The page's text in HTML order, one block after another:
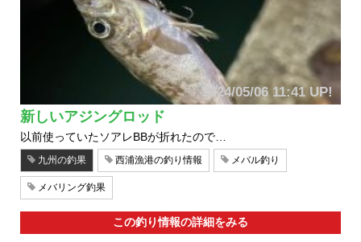
2024/05/06 11:41 UP!
新しいアジングロッド
以前使っていたソアレBBが折れたので…
九州の釣果 西浦漁港の釣り情報 メバル釣り
メバリング釣果
この釣り情報の詳細をみる